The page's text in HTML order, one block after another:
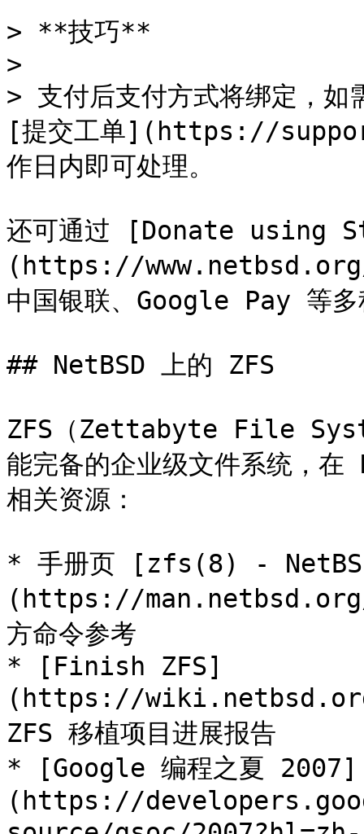
> **技巧**
>
> 支付后支付方式将绑定，
[提交工单](https://
作日内即可处理。
还可通过 [Donate using
(https://
中国银联、Google Pay 等多
## NetBSD 上的 ZFS
ZFS（Zettabyte File
能完备的企业级文件系统，
相关资源：
* 手册页 [zfs(8) -
(https://man.netbsd.org/
方命令参考
* [Finish ZFS]
(https://
ZFS 移植项目进展报告
* [Google 编程之夏 2007]
(https://